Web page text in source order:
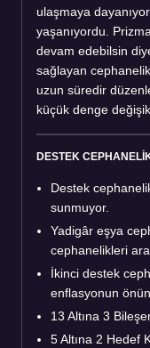
ulaşmaya
yaşanıyordu.
devam edebilsin
sağlayan
uzun süredir
küçük denge
DESTEK
Destek
sunmuyor.
Yadigâr eşya
cephanelikleri
İkinci destek
enflasyonun
13 Altına 3
5 Altına 2 Hedef